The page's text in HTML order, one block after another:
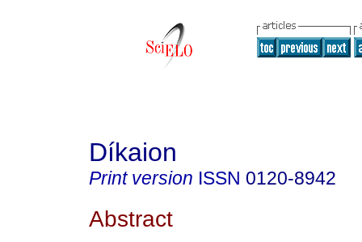
Díkaion
Print version ISSN 0120-8942
Abstract